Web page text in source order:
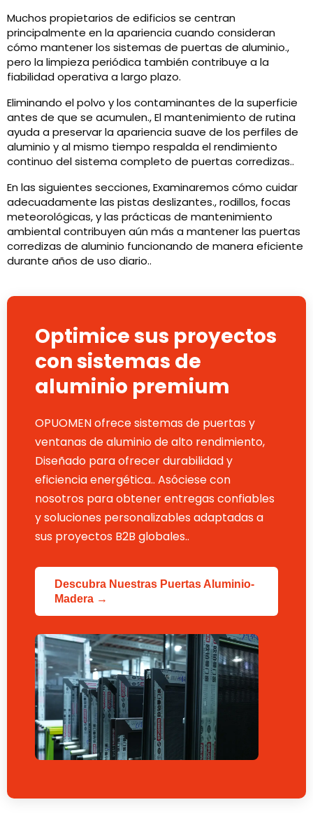
Muchos propietarios de edificios se centran
principalmente en la apariencia cuando consideran
cómo mantener los sistemas de puertas de aluminio.,
pero la limpieza periódica también contribuye a la
fiabilidad operativa a largo plazo.
Eliminando el polvo y los contaminantes de la superficie
antes de que se acumulen., El mantenimiento de rutina
ayuda a preservar la apariencia suave de los perfiles de
aluminio y al mismo tiempo respalda el rendimiento
continuo del sistema completo de puertas corredizas..
En las siguientes secciones, Examinaremos cómo cuidar
adecuadamente las pistas deslizantes., rodillos, focas
meteorológicas, y las prácticas de mantenimiento
ambiental contribuyen aún más a mantener las puertas
corredizas de aluminio funcionando de manera eficiente
durante años de uso diario..
Optimice sus proyectos
con sistemas de
aluminio premium
OPUOMEN ofrece sistemas de puertas y
ventanas de aluminio de alto rendimiento,
Diseñado para ofrecer durabilidad y
eficiencia energética.. Asóciese con
nosotros para obtener entregas confiables
y soluciones personalizables adaptadas a
sus proyectos B2B globales..
Descubra Nuestras Puertas Aluminio-
Madera →